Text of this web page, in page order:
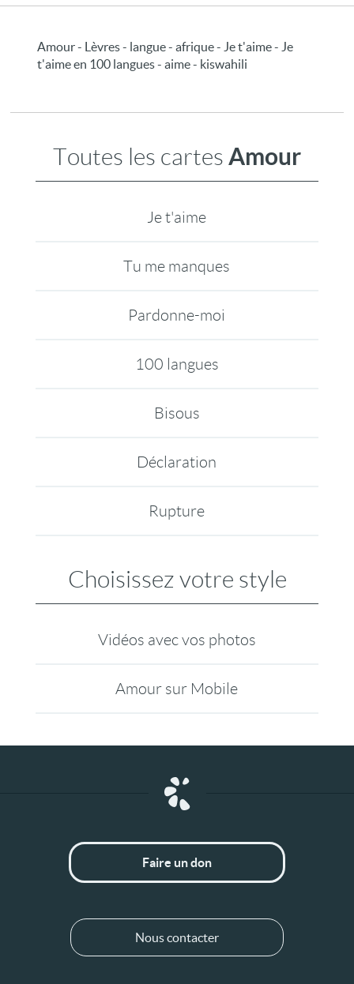
Amour - Lèvres - langue - afrique - Je t'aime - Je
t'aime en 100 langues - aime - kiswahili
Toutes les cartes Amour
Je t'aime
Tu me manques
Pardonne-moi
100 langues
Bisous
Déclaration
Rupture
Choisissez votre style
Vidéos avec vos photos
Amour sur Mobile
Faire un don
Nous contacter